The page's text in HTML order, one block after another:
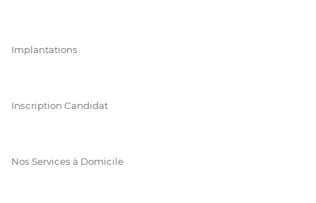
Implantations
Inscription Candidat
Nos Services à Domicile